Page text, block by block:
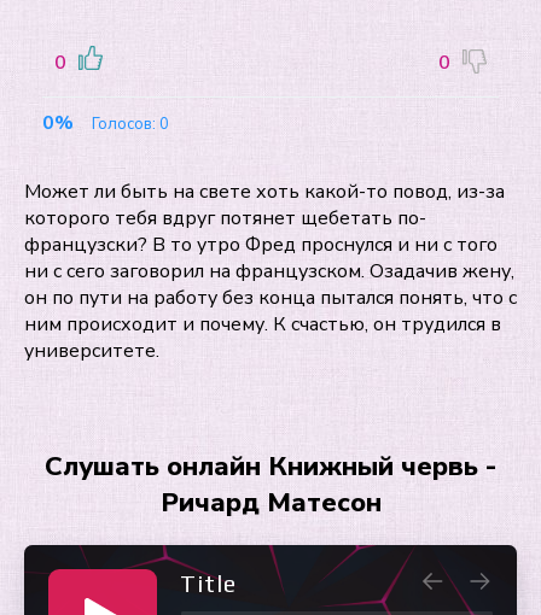
0 0
0% Голосов: 0
Может ли быть на свете хоть какой-то повод, из-за
которого тебя вдруг потянет щебетать по-
французски? В то утро Фред проснулся и ни с того
ни с сего заговорил на французском. Озадачив жену,
он по пути на работу без конца пытался понять, что с
ним происходит и почему. К счастью, он трудился в
университете.
Слушать онлайн Книжный червь -
Ричард Матесон
Title